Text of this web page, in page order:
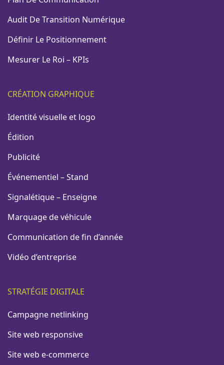
Audit De Transition Numérique
Définir Le Positionnement
Mesurer Le Roi – KPIs
CRÉATION GRAPHIQUE
Identité visuelle et logo
Édition
Publicité
Événementiel – Stand
Signalétique – Enseigne
Marquage de véhicule
Communication de fin d’année
Vidéo d’entreprise
STRATÉGIE DIGITALE
Campagne netlinking
Site web responsive
Site web e-commerce